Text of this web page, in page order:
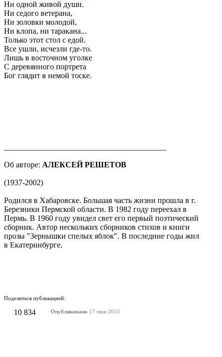
Ни одной живой души.
Ни седого ветерана,
Ни золовки молодой,
Ни клопа, ни таракана...
Только этот стол с едой.
Все ушли, исчезли где-то.
Лишь в восточном уголке
С деревянного портрета
Бог глядит в немой тоске.
Об авторе: АЛЕКСЕЙ РЕШЕТОВ
(1937-2002)
Родился в Хабаровске. Большая часть жизни прошла в г.
Березники Пермской области. В 1982 году переехал в
Пермь. В 1960 году увидел свет его первый поэтический
сборник. Автор нескольких сборников стихов и книги
прозы "Зернышки спелых яблок". В последние годы жил
в Екатеринбурге.
Поделиться публикацией:
10 834 Опубликовано 17 июн 2015